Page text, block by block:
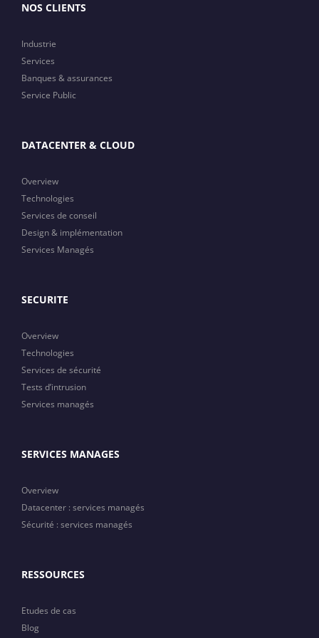
NOS CLIENTS
Industrie
Services
Banques & assurances
Service Public
DATACENTER & CLOUD
Overview
Technologies
Services de conseil
Design & implémentation
Services Managés
SECURITE
Overview
Technologies
Services de sécurité
Tests d’intrusion
Services managés
SERVICES MANAGES
Overview
Datacenter : services managés
Sécurité : services managés
RESSOURCES
Etudes de cas
Blog